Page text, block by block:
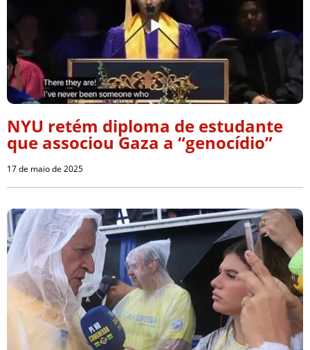
NYU retém diploma de estudante
que associou Gaza a “genocídio”
17 de maio de 2025